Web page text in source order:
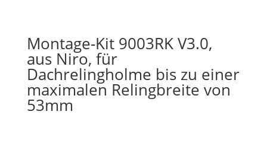
Montage-Kit 9003RK V3.0,
aus Niro, für
Dachrelingholme bis zu einer
maximalen Relingbreite von
53mm